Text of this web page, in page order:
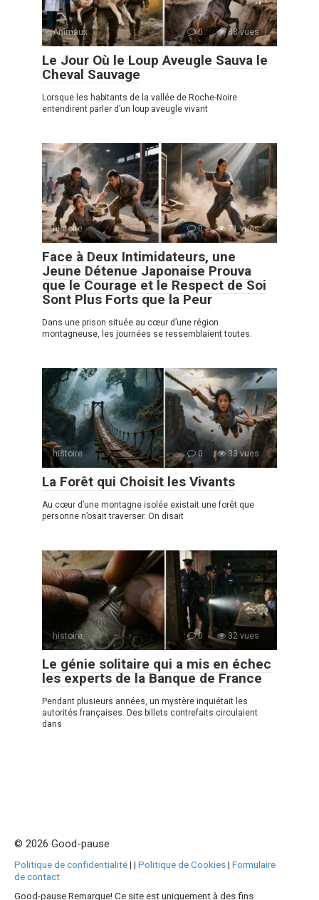
Animaux 0 88 vues
Le Jour Où le Loup Aveugle Sauva le
Cheval Sauvage
Lorsque les habitants de la vallée de Roche-Noire
entendirent parler d’un loup aveugle vivant
histoire 0 71 vues
Face à Deux Intimidateurs, une
Jeune Détenue Japonaise Prouva
que le Courage et le Respect de Soi
Sont Plus Forts que la Peur
Dans une prison située au cœur d’une région
montagneuse, les journées se ressemblaient toutes.
histoire 0 33 vues
La Forêt qui Choisit les Vivants
Au cœur d’une montagne isolée existait une forêt que
personne n’osait traverser. On disait
histoire 0 32 vues
Le génie solitaire qui a mis en échec
les experts de la Banque de France
Pendant plusieurs années, un mystère inquiétait les
autorités françaises. Des billets contrefaits circulaient
dans
© 2026 Good-pause
Politique de confidentialité| | Politique de Cookies| Formulaire
de contact
Good-pause Remarque! Ce site est uniquement à des fins